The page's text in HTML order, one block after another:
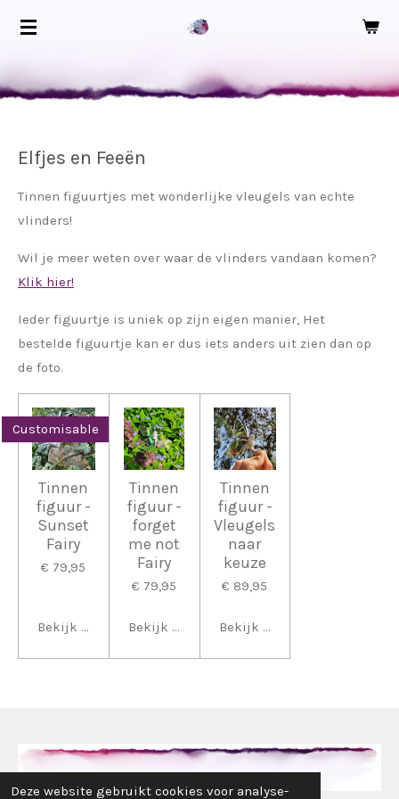
Deze website gebruikt cookies voor analyse-
Ga
de
Elfjes en Feeën
Tinnen figuurtjes met wonderlijke vleugels van echte
vlinders!
Wil je meer weten over waar de vlinders vandaan komen?
Klik hier!
Ieder figuurtje is uniek op zijn eigen manier, Het
bestelde figuurtje kan er dus iets anders uit zien dan op
de foto.
Customisable
Tinnen
figuur -
Sunset
Fairy
€ 79,95
Bekijk details
Tinnen
figuur -
forget
me not
Fairy
€ 79,95
Bekijk details
Tinnen
figuur -
Vleugels
naar
keuze
€ 89,95
Bekijk details